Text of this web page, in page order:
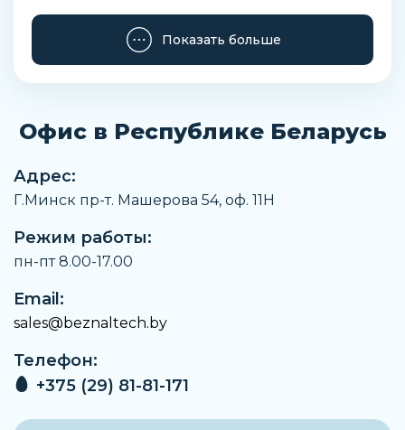
Высота
Условный проход
Вес
Материал штока
Нержавеющая сталь
Максимальная рабочая температура
До +170°C
Артикул
Pneumax
Максимальное рабочее давление
10 бар
Показать больше
Офис в Республике Беларусь
Адрес:
Г.Минск пр-т. Машерова 54, оф. 11H
Режим работы:
пн-пт 8.00-17.00
Email:
sales@beznaltech.by
Телефон:
+375 (29) 81-81-171